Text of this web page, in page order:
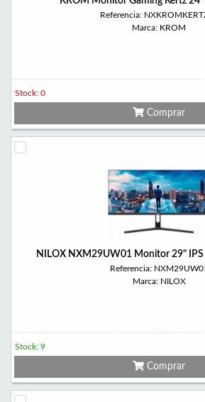
Referencia:
Marca: KROM
Stock: 0
Comprar
NILOX NXM29UW01 Monitor 29" IPS
Referencia:
Marca: NILOX
Stock: 9
Comprar